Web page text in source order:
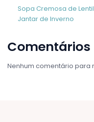
Sopa Cremosa de
Jantar de Inverno
Comentários
Nenhum comentário para